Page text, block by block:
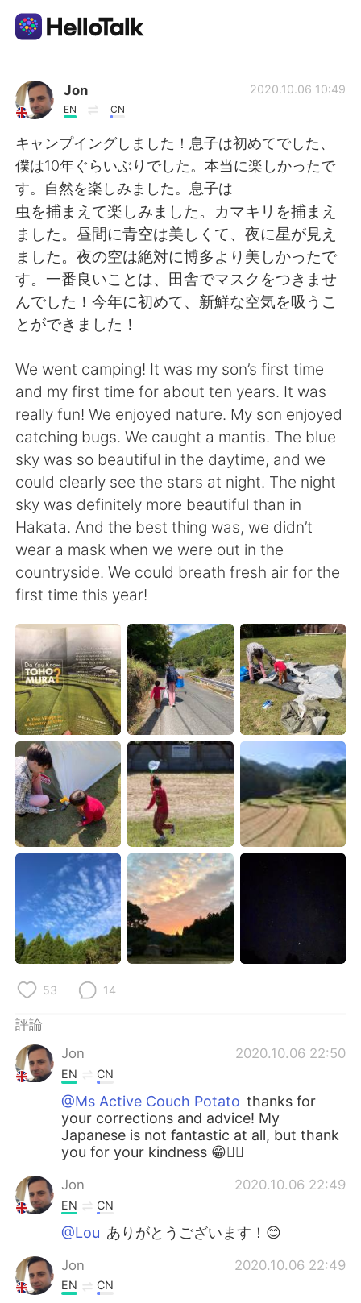
語言交換應用
AI Grammar Checker
繁體中文
English 简体中文
Español العربية
Français
日本語 한국어
Русский ไทย
Indonesia Italiano
Türkçe Tiếng Việt
Português
Jon
EN CN
2020.10.06 10:49
キャンプイングしました！息子は初めてでした、
僕は10年ぐらいぶりでした。本当に楽しかったで
す。自然を楽しみました。息子は
虫を捕まえて楽しみました。カマキリを捕まえ
ました。昼間に青空は美しくて、夜に星が見え
ました。夜の空は絶対に博多より美しかったで
す。一番良いことは、田舎でマスクをつきませ
んでした！今年に初めて、新鮮な空気を吸うこ
とができました！
We went camping! It was my son’s first time
and my first time for about ten years. It was
really fun! We enjoyed nature. My son enjoyed
catching bugs. We caught a mantis. The blue
sky was so beautiful in the daytime, and we
could clearly see the stars at night. The night
sky was definitely more beautiful than in
Hakata. And the best thing was, we didn’t
wear a mask when we were out in the
countryside. We could breath fresh air for the
first time this year!
53 14
評論
Jon
2020.10.06 22:50
EN CN
@Ms Active Couch Potato thanks for
your corrections and advice! My
Japanese is not fantastic at all, but thank
you for your kindness 😁👍🏻
Jon 2020.10.06 22:49
EN CN
@Lou ありがとうございます！😊
Jon 2020.10.06 22:49
EN CN